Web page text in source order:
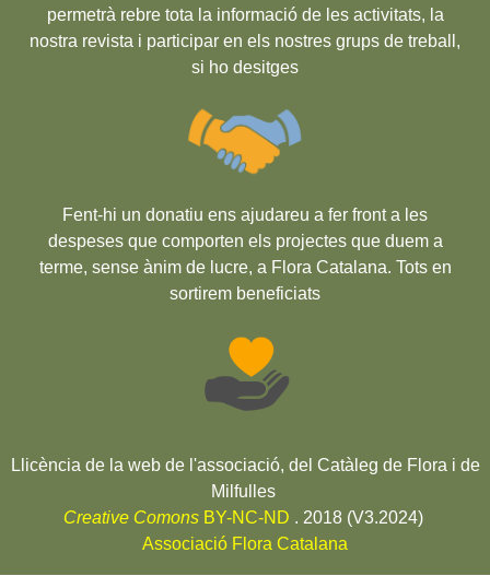
permetrà rebre tota la informació de les activitats, la
nostra revista i participar en els nostres grups de treball,
si ho desitges
Fent-hi un donatiu ens ajudareu a fer front a les
despeses que comporten els projectes que duem a
terme, sense ànim de lucre, a Flora Catalana. Tots en
sortirem beneficiats
Llicència de la web de l'associació, del Catàleg de Flora i de
Milfulles
Creative ComonsBY-NC-ND . 2018 (V3.2024)
Associació Flora Catalana